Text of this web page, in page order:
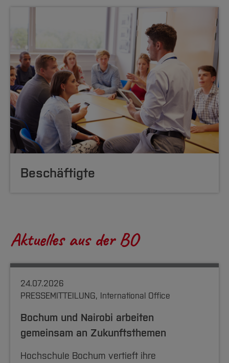
Beschäftigte
Aktuelles aus der BO
24.07.2026
PRESSEMITTEILUNG, International Office
Bochum und Nairobi arbeiten
gemeinsam an Zukunftsthemen
Hochschule Bochum vertieft ihre